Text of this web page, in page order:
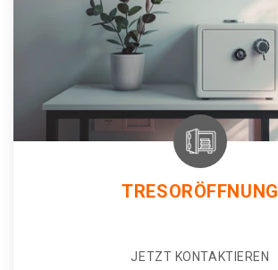
TRESORÖFFNUNG
JETZT KONTAKTIEREN